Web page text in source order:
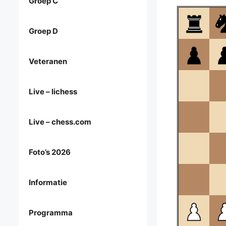
Groep D
Veteranen
Live – lichess
Live – chess.com
Foto’s 2026
Informatie
Programma